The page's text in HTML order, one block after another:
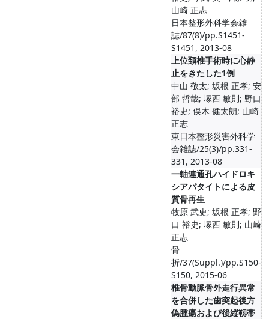
山崎 正志
日本整形外科学会雑
誌/87(8)/pp.S1451-
S1451, 2013-08
上位頚椎手術時に心静
止をきたした1例
中山 敬太; 坂根 正孝; 安
部 哲哉; 塚西 敏則; 野口
裕史; 俣木 健太朗; 山崎
正志
東日本整形災害外科学
会雑誌/25(3)/pp.331-
331, 2013-08
一軸連通孔ハイドロキ
シアパタイトによる皮
質骨再生
牧原 武史; 坂根 正孝; 野
口 裕史; 塚西 敏則; 山崎
正志
骨
折/37(Suppl.)/pp.S150-
S150, 2015-06
椎骨動脈骨外走行異常
を合併した歯突起後方
偽腫瘍および後縦靱帯